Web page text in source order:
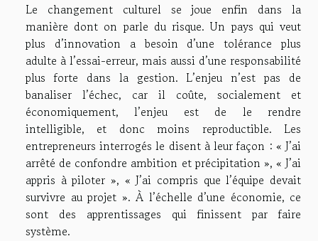
Le changement culturel se joue enfin dans la
manière dont on parle du risque. Un pays qui veut
plus d’innovation a besoin d’une tolérance plus
adulte à l’essai-erreur, mais aussi d’une responsabilité
plus forte dans la gestion. L’enjeu n’est pas de
banaliser l’échec, car il coûte, socialement et
économiquement, l’enjeu est de le rendre
intelligible, et donc moins reproductible. Les
entrepreneurs interrogés le disent à leur façon : « J’ai
arrêté de confondre ambition et précipitation », « J’ai
appris à piloter », « J’ai compris que l’équipe devait
survivre au projet ». À l’échelle d’une économie, ce
sont des apprentissages qui finissent par faire
système.